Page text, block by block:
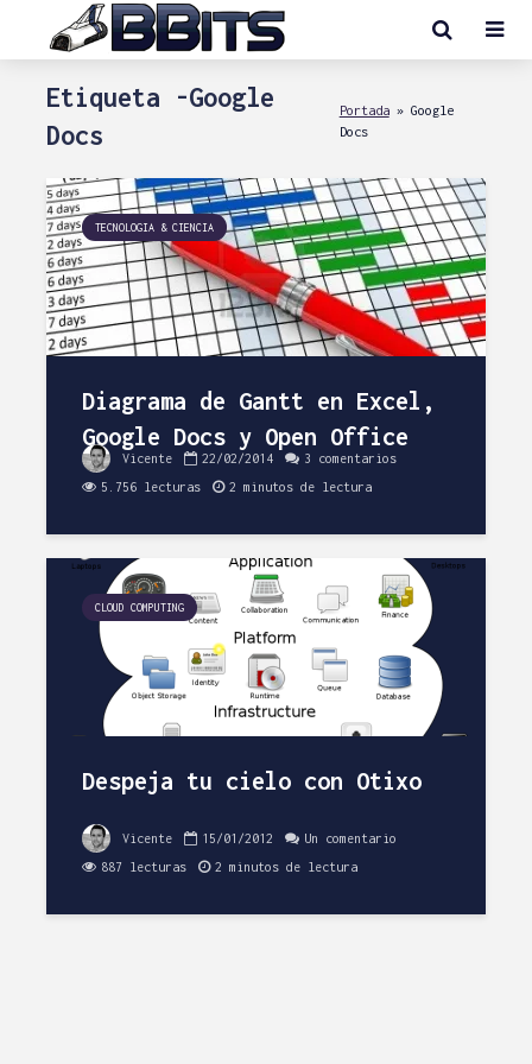
Etiqueta -Google
Docs
Portada» Google
Docs
TECNOLOGIA & CIENCIA
Diagrama de Gantt en Excel,
Google Docs y Open Office
Vicente 22/02/2014 3 comentarios
5.756 lecturas 2 minutos de lectura
CLOUD COMPUTING
Despeja tu cielo con Otixo
Vicente 15/01/2012 Un comentario
887 lecturas 2 minutos de lectura